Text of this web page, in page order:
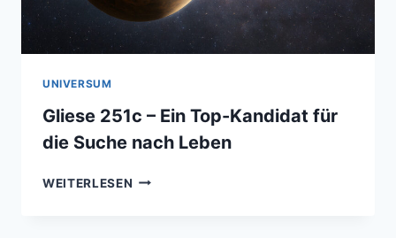
UNIVERSUM
Gliese 251c – Ein Top-Kandidat für
die Suche nach Leben
WEITERLESEN GLIESE